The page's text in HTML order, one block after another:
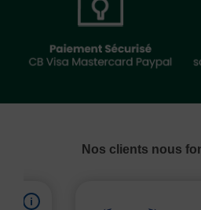
Nos clients nous